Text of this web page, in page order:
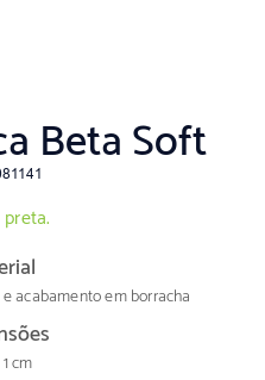
Beta Soft
acabamento em borracha
cm